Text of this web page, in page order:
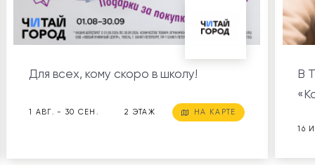
Для всех, кому скоро в школу!
1 АВГ. - 30 СЕН. 2 ЭТАЖ НА КАРТЕ
В
16